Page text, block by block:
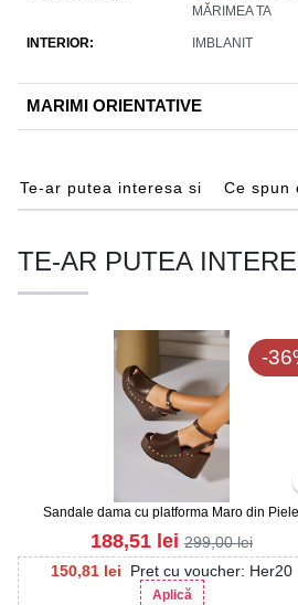
MĂRIMEA TA
INTERIOR IMBLANIT
MARIMI ORIENTATIVE
Te-ar putea interesa si Ce spun
TE-AR PUTEA
-
Sandale dama cu platforma Maro din Piele
Ecologica Haris
150,81 lei Pret cu voucher: Her20
Aplică
188,51 lei 299,00lei